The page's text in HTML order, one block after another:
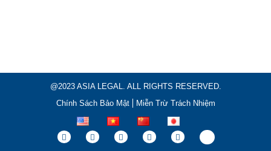
@2023 ASIA LEGAL. ALL RIGHTS RESERVED.
Chính Sách Bảo Mật
Miễn Trừ Trách Nhiệm